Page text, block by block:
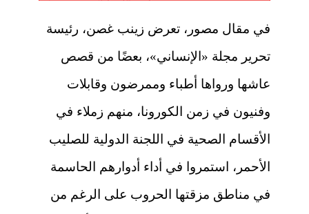
في مقال مصور، تعرض زينب غصن، رئيسة
تحرير مجلة «الإنساني»، بعضًا من قصص
عاشها ورواها أطباء وممرضون وقابلات
وفنيون في زمن الكورونا، منهم زملاء في
الأقسام الصحية في اللجنة الدولية للصليب
الأحمر، استمروا في أداء أدوارهم الحاسمة
في مناطق مزقتها الحروب على الرغم من